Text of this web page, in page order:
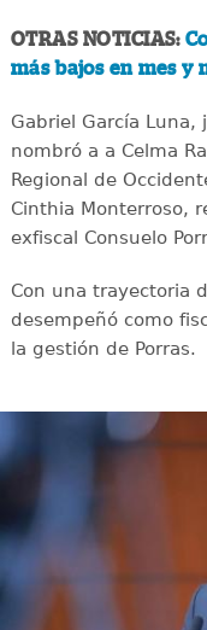
OTRAS NOTICIAS:
más bajos en mes y
Gabriel García Luna,
nombró a a Celma
Regional de
Cinthia Monterroso,
exfiscal Consuelo
Con una trayectoria
desempeñó como
la gestión de Porras.